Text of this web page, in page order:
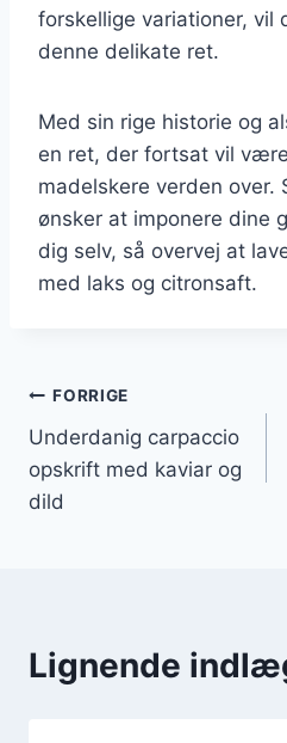
forskellige variationer, vil
denne delikate ret.
Med sin rige historie og
en ret, der fortsat vil
madelskere verden
ønsker at imponere dine
dig selv, så overvej at
med laks og citronsaft.
FORRIGE
Underdanig carpaccio
opskrift med kaviar og
dild
Lignende